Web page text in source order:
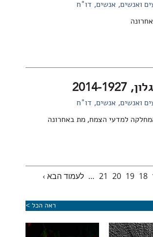
ואנשים אנשים דו"ח
1927
ואנשים אנשים דו"ח
למדעי הצמח, מת באחרונה
18
19
20
21
… לעמוד הבא ›
ראה הכל >